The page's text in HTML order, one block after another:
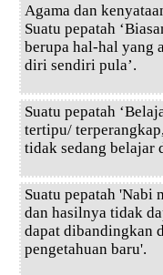
Agama dan
Suatu pepatah
berupa hal-hal yang
diri sendiri pula’.
Suatu pepatah
tertipu/
tidak sedang belajar
Suatu pepatah 'Nabi
dan hasilnya tidak
dapat dibandingkan
pengetahuan baru'.